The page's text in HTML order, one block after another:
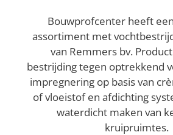
Bouwprofcenter heeft
assortiment met
van Remmers bv.
bestrijding tegen optrekkend
impregnering op basis van
of vloeistof en afdichting
waterdicht maken van
kruipruimtes.